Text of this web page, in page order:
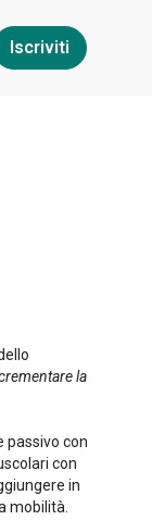
Iscriviti
la
passivo con
con
in
mobilità.